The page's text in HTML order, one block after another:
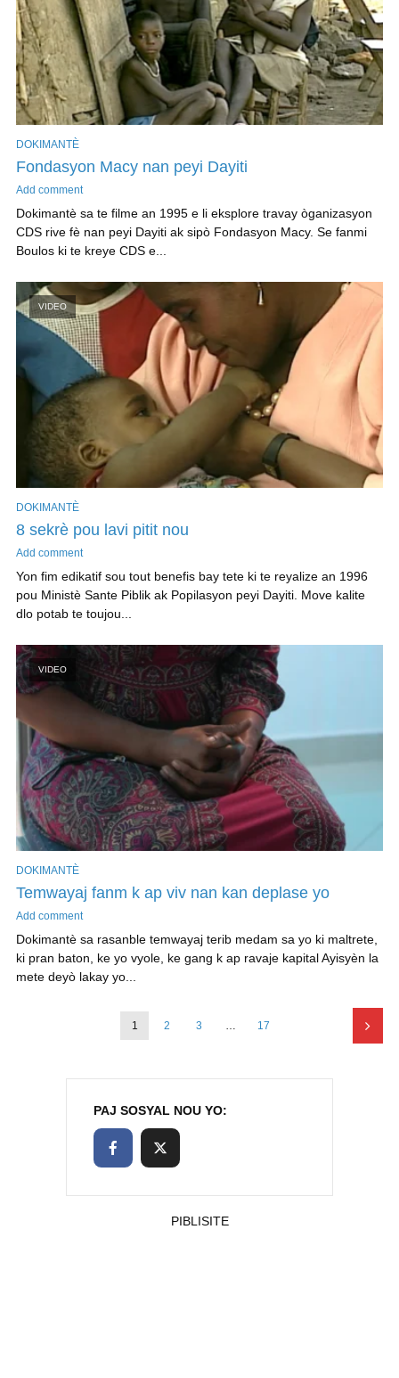
DOKIMANTÈ
Fondasyon Macy nan peyi Dayiti
Add comment
Dokimantè sa te filme an 1995 e li eksplore travay òganizasyon
CDS rive fè nan peyi Dayiti ak sipò Fondasyon Macy. Se fanmi
Boulos ki te kreye CDS e...
VIDEO
DOKIMANTÈ
8 sekrè pou lavi pitit nou
Add comment
Yon fim edikatif sou tout benefis bay tete ki te reyalize an 1996
pou Ministè Sante Piblik ak Popilasyon peyi Dayiti. Move kalite
dlo potab te toujou...
VIDEO
DOKIMANTÈ
Temwayaj fanm k ap viv nan kan deplase yo
Add comment
Dokimantè sa rasanble temwayaj terib medam sa yo ki maltrete,
ki pran baton, ke yo vyole, ke gang k ap ravaje kapital Ayisyèn la
mete deyò lakay yo...
1 2 3 … 17
PAJ SOSYAL NOU YO:
PIBLISITE